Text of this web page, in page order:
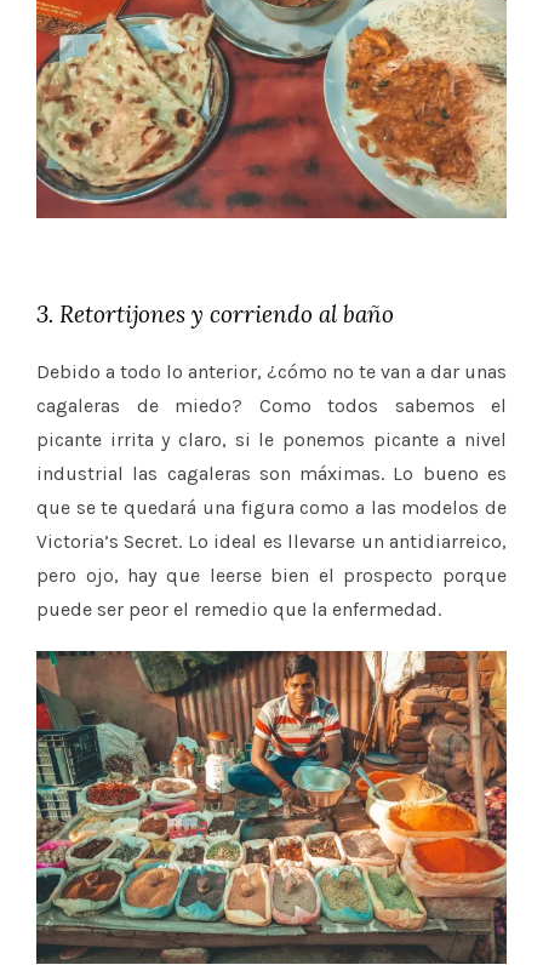
3. Retortijones y corriendo al baño
Debido a todo lo anterior, ¿cómo no te van a dar unas
cagaleras de miedo? Como todos sabemos el
picante irrita y claro, si le ponemos picante a nivel
industrial las cagaleras son máximas. Lo bueno es
que se te quedará una figura como a las modelos de
Victoria’s Secret. Lo ideal es llevarse un antidiarreico,
pero ojo, hay que leerse bien el prospecto porque
puede ser peor el remedio que la enfermedad.